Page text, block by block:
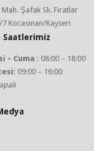
Şafak Sk. Fıratlar
Kocasinan/Kayseri
Saatlerimiz
– Cuma : 08:00 – 18:00
09:00 – 16:00